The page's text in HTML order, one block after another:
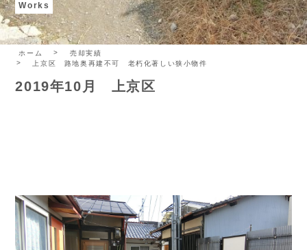
Works
ホーム
売却実績
上京区 路地奥再建不可 老朽化著しい狭小物件
2019年10月 上京区